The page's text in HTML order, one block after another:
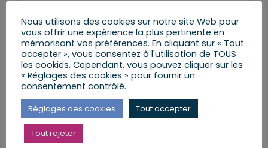
Lire l’article
Nous utilisons des cookies sur notre site Web pour
vous offrir une expérience la plus pertinente en
mémorisant vos préférences. En cliquant sur « Tout
accepter », vous consentez à l'utilisation de TOUS
les cookies. Cependant, vous pouvez cliquer sur les
« Réglages des cookies » pour fournir un
consentement contrôlé.
Réglages des cookies Tout accepter
Tout rejeter